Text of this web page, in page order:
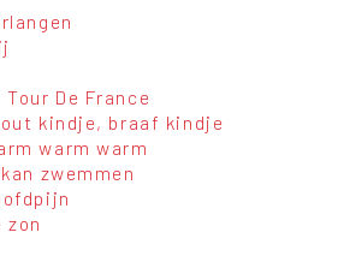
Tour De France
kindje, braaf kindje
warm warm
zwemmen
zon